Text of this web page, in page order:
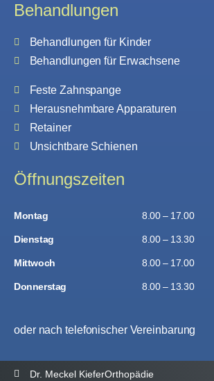
Behandlungen
Behandlungen für Kinder
Behandlungen für Erwachsene
Feste Zahnspange
Herausnehmbare Apparaturen
Retainer
Unsichtbare Schienen
Öffnungszeiten
Montag 8.00 – 17.00
Dienstag 8.00 – 13.30
Mittwoch 8.00 – 17.00
Donnerstag 8.00 – 13.30
oder nach telefonischer Vereinbarung
Dr. Meckel KieferOrthopädie